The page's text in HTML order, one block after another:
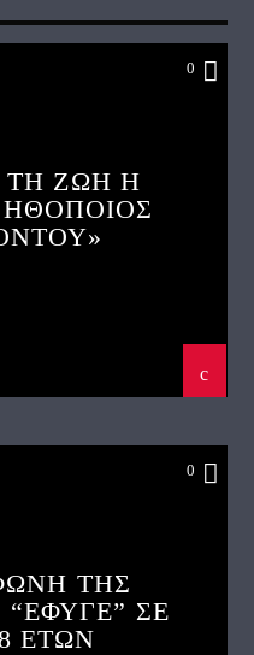
0
ΤΗ ΖΩΗ Η
0
ΤΗΣ
ΣΕ
ΕΤΩΝ